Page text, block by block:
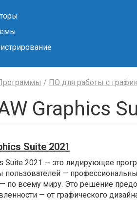
/ ПО для работы с
Graphics
Suite 2021
Suite 2021 — это лидирующее
—
— по всему миру. Это решение
— от графического